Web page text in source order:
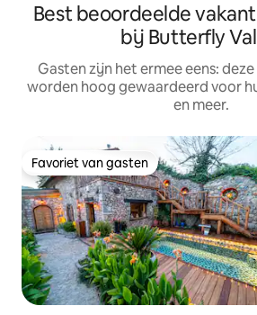
Best beoordeelde
bij Butterfly
Gasten zijn het ermee eens:
worden hoog gewaardeerd voor
en meer.
Favoriet van gasten
Favoriet van gasten